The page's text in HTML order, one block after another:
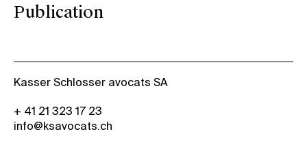
Publication
Kasser Schlosser avocats SA
+ 41 21 323 17 23
info@ksavocats.ch